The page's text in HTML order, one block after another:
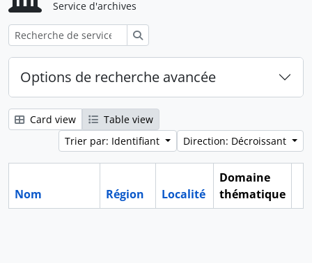
Service d'archives
Options de recherche avancée
Card view
Table view
Trier par: Identifiant
Direction: Décroissant
Nom Région Localité
Domaine
thématique